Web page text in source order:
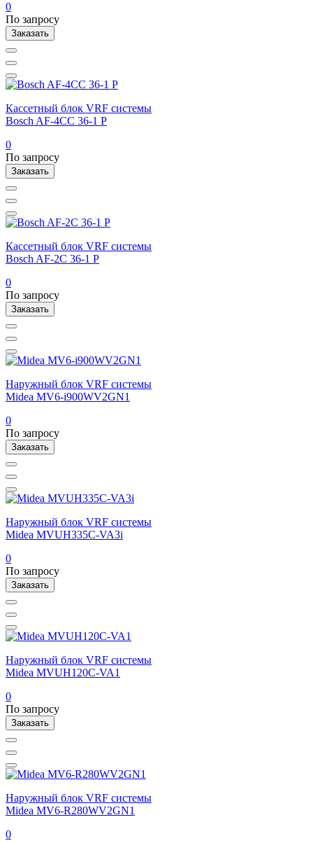
0
По запросу
Заказать
Кассетный блок VRF системы
Bosch AF-4CC 36-1 P
0
По запросу
Заказать
Кассетный блок VRF системы
Bosch AF-2C 36-1 P
0
По запросу
Заказать
Наружный блок VRF системы
Midea MV6-i900WV2GN1
0
По запросу
Заказать
Наружный блок VRF системы
Midea MVUH335C-VA3i
0
По запросу
Заказать
Наружный блок VRF системы
Midea MVUH120C-VA1
0
По запросу
Заказать
Наружный блок VRF системы
Midea MV6-R280WV2GN1
0